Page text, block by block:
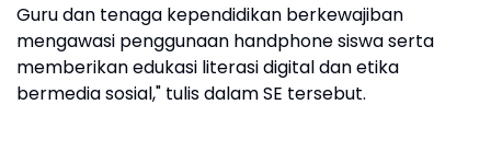
Guru dan tenaga kependidikan berkewajiban
mengawasi penggunaan handphone siswa serta
memberikan edukasi literasi digital dan etika
bermedia sosial," tulis dalam SE tersebut.